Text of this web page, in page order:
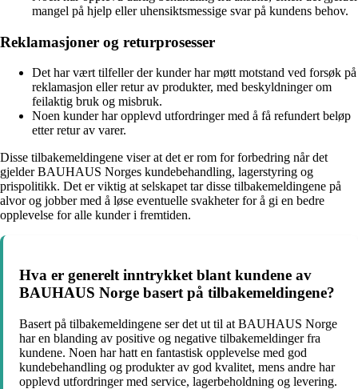
mangel på hjelp eller uhensiktsmessige svar på kundens behov.
Reklamasjoner og returprosesser
Det har vært tilfeller der kunder har møtt motstand ved forsøk på
reklamasjon eller retur av produkter, med beskyldninger om
feilaktig bruk og misbruk.
Noen kunder har opplevd utfordringer med å få refundert beløp
etter retur av varer.
Disse tilbakemeldingene viser at det er rom for forbedring når det
gjelder BAUHAUS Norges kundebehandling, lagerstyring og
prispolitikk. Det er viktig at selskapet tar disse tilbakemeldingene på
alvor og jobber med å løse eventuelle svakheter for å gi en bedre
opplevelse for alle kunder i fremtiden.
Hva er generelt inntrykket blant kundene av
BAUHAUS Norge basert på tilbakemeldingene?
Basert på tilbakemeldingene ser det ut til at BAUHAUS Norge
har en blanding av positive og negative tilbakemeldinger fra
kundene. Noen har hatt en fantastisk opplevelse med god
kundebehandling og produkter av god kvalitet, mens andre har
opplevd utfordringer med service, lagerbeholdning og levering.